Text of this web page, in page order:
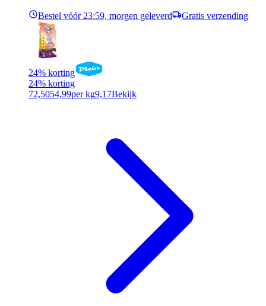
Bestel vóór 23:59, morgen geleverd Gratis verzending
24% korting
24% korting
72,5054,99per kg9,17Bekijk